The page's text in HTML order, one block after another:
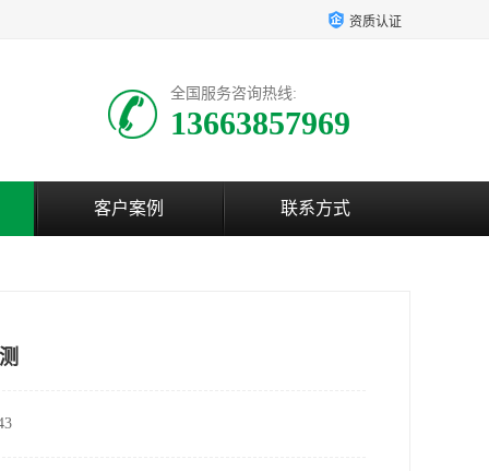
资质认证
全国服务咨询热线:
13663857969
客户案例 联系方式